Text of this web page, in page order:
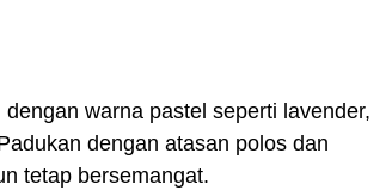
warna pastel seperti lavender,
dengan atasan polos dan
tetap bersemangat.